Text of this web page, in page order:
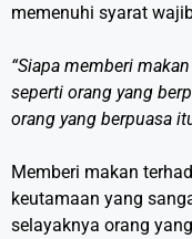
memenuhi syarat
“Siapa memberi
seperti orang yang
orang yang berpuasa
Memberi makan
keutamaan yang
selayaknya orang